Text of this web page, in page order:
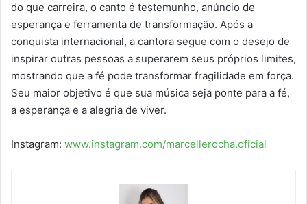
do que carreira, o canto é testemunho, anúncio de
esperança e ferramenta de transformação. Após a
conquista internacional, a cantora segue com o desejo de
inspirar outras pessoas a superarem seus próprios limites,
mostrando que a fé pode transformar fragilidade em força.
Seu maior objetivo é que sua música seja ponte para a fé,
a esperança e a alegria de viver.
Instagram: www.instagram.com/marcellerocha.oficial